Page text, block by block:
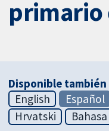
primario
Disponible también
English
Español
Hrvatski